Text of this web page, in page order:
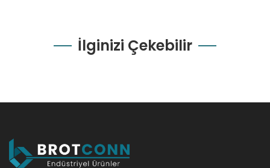
İlginizi Çekebilir